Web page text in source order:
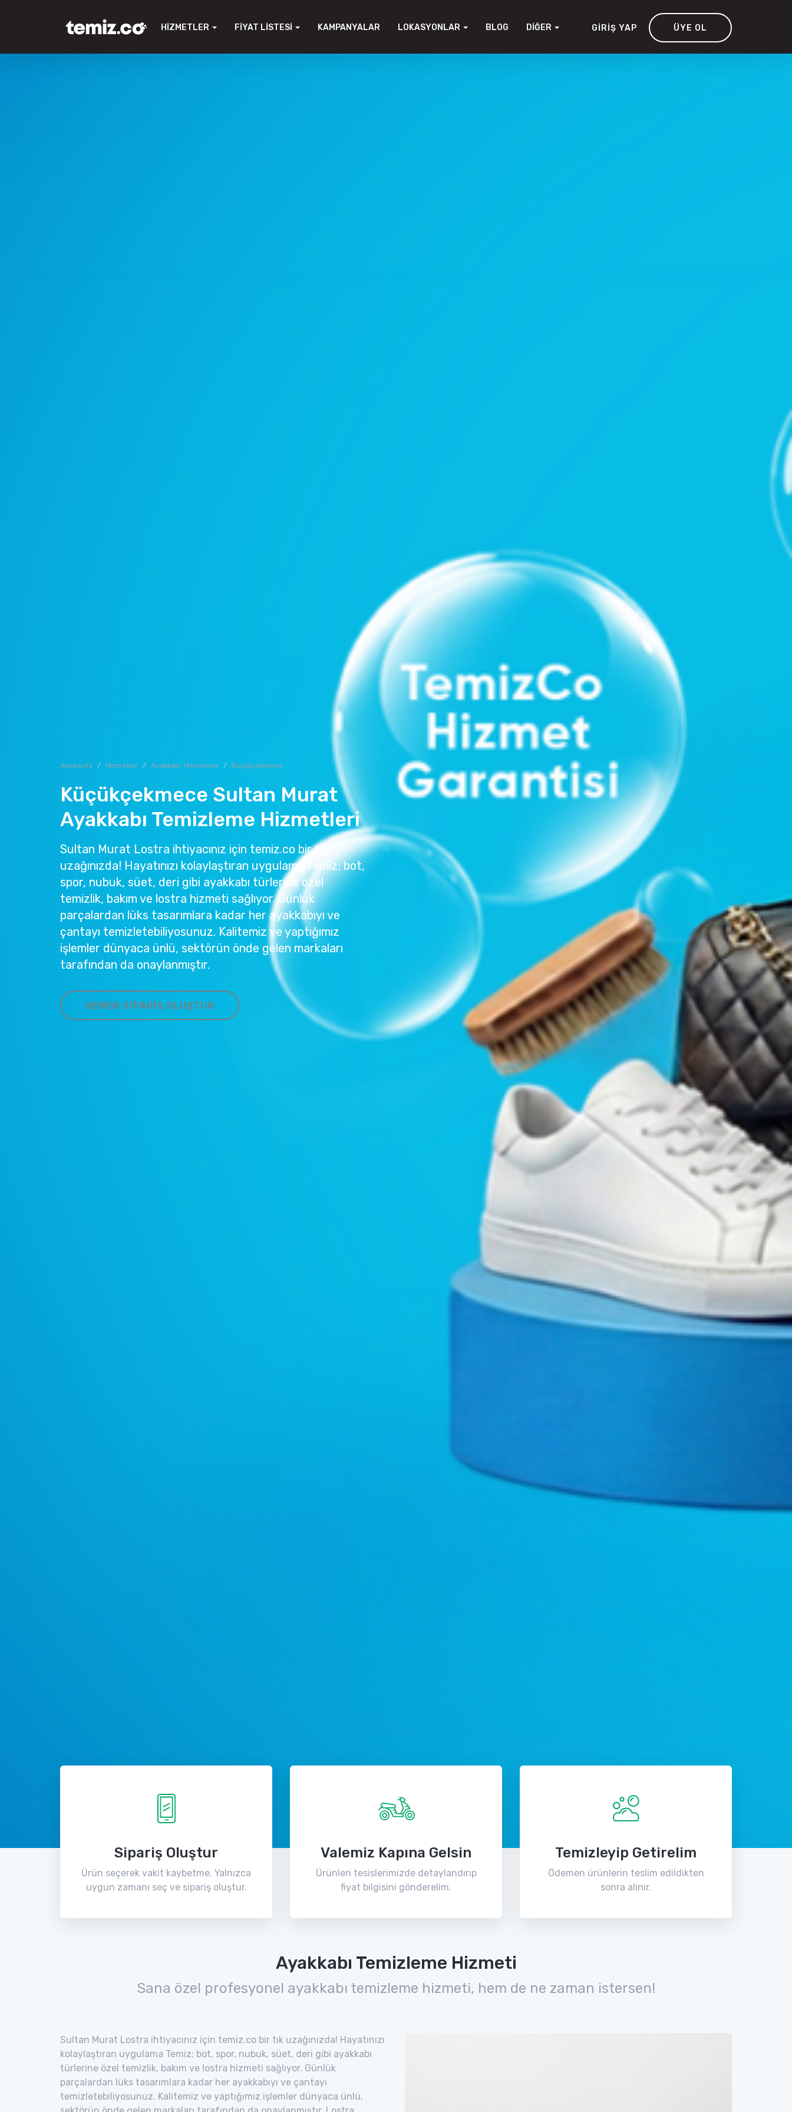
HIZMETLER FIYAT LISTESI KAMPANYALAR LOKASYONLAR BLOG DIĞER GIRIŞ YAP ÜYE OL
Anasayfa Hizmetler Ayakkabı Temizleme Küçükçekmece
Küçükçekmece Sultan Murat
Ayakkabı Temizleme Hizmetleri
Sultan Murat Lostra ihtiyacınız için temiz.co bir tık
uzağınızda! Hayatınızı kolaylaştıran uygulama Temiz; bot,
spor, nubuk, süet, deri gibi ayakkabı türlerine özel
temizlik, bakım ve lostra hizmeti sağlıyor. Günlük
parçalardan lüks tasarımlara kadar her ayakkabıyı ve
çantayı temizletebiliyosunuz. Kalitemiz ve yaptığımız
işlemler dünyaca ünlü, sektörün önde gelen markaları
tarafından da onaylanmıştır.
HEMEN SIPARIŞ OLUŞTUR
Sipariş Oluştur
Ürün seçerek vakit kaybetme. Yalnızca
uygun zamanı seç ve sipariş oluştur.
Valemiz Kapına Gelsin
Ürünleri tesislerimizde detaylandırıp
fiyat bilgisini gönderelim.
Temizleyip Getirelim
Ödemen ürünlerin teslim edildikten
sonra alınır.
Ayakkabı Temizleme Hizmeti
Sana özel profesyonel ayakkabı temizleme hizmeti, hem de ne zaman istersen!
Sultan Murat Lostra ihtiyacınız için temiz.co bir tık uzağınızda! Hayatınızı
kolaylaştıran uygulama Temiz; bot, spor, nubuk, süet, deri gibi ayakkabı
türlerine özel temizlik, bakım ve lostra hizmeti sağlıyor. Günlük
parçalardan lüks tasarımlara kadar her ayakkabıyı ve çantayı
temizletebiliyosunuz. Kalitemiz ve yaptığımız işlemler dünyaca ünlü,